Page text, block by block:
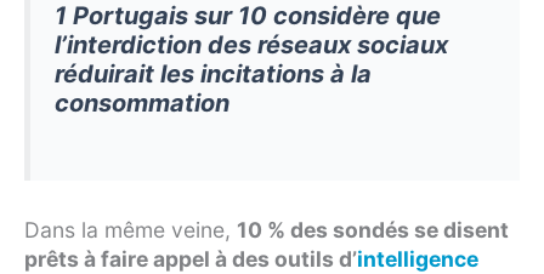
1 Portugais sur 10 considère que
l’interdiction des réseaux sociaux
réduirait les incitations à la
consommation
Dans la même veine, 10 % des sondés se disent
prêts à faire appel à des outils d’intelligence